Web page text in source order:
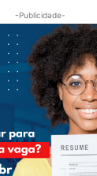
-Publicidade-